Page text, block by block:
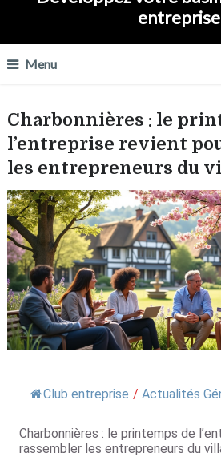
entreprise
Menu
Charbonnières : le
l’entreprise revient
les entrepreneurs du
Club entreprise / Actualités
Charbonnières : le printemps de
rassembler les entrepreneurs du